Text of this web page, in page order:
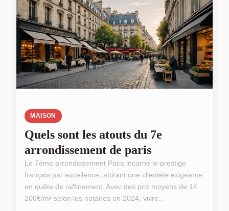
MAISON
Quels sont les atouts du 7e
arrondissement de paris
Le 7ème arrondissement Paris incarne le prestige
français par excellence, attirant une clientèle exigeante
en quête de raffinement. Avec des prix moyens de 14
200€/m² selon les notaires en 2024, vivre...